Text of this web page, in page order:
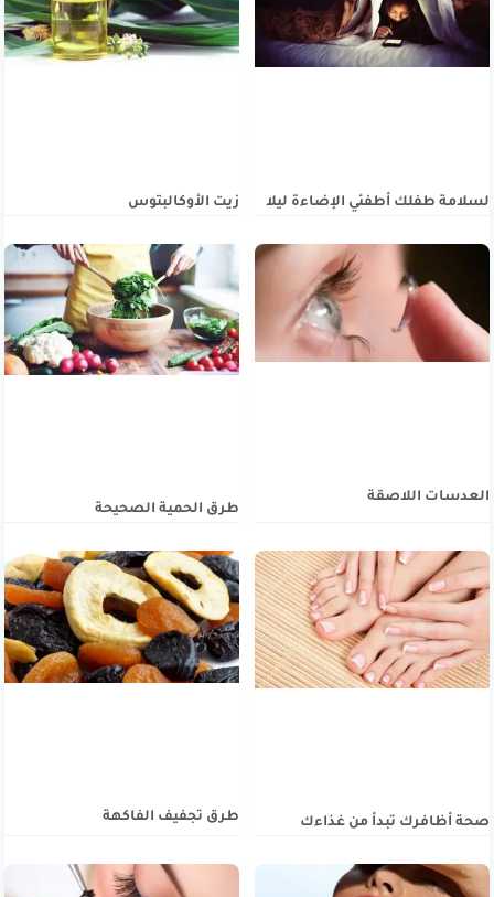
لسلامة طفلك أطفئي الإضاءة ليلا زيت الأوكالبتوس
العدسات اللاصقة
طرق الحمية الصحيحة
صحة أظافرك تبدأ من غذاءك طرق تجفيف الفاكهة